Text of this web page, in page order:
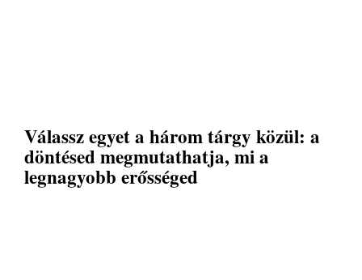
Válassz egyet a három tárgy közül: a
döntésed megmutathatja, mi a
legnagyobb erősséged